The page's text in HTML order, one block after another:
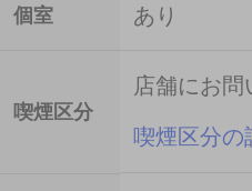
個室 あり
喫煙区分
店舗にお
喫煙区分の